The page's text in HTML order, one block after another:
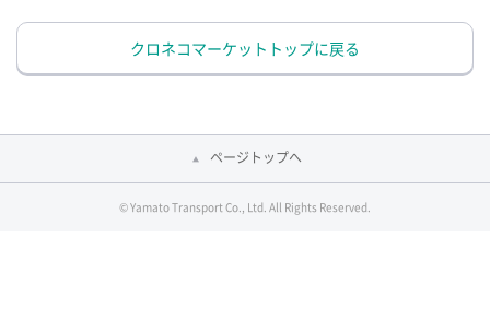
クロネコマーケットトップに戻る
ページトップへ
© Yamato Transport Co., Ltd. All Rights Reserved.